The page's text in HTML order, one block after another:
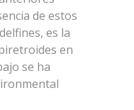
de estos
es la
en
se ha